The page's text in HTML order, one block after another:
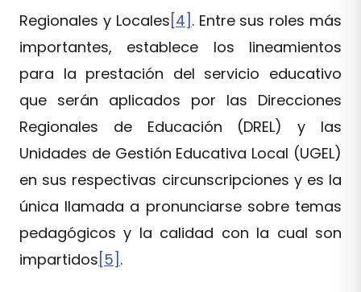
Regionales y Locales [4] . Entre sus roles más
importantes, establece los lineamientos
para la prestación del servicio educativo
que serán aplicados por las Direcciones
Regionales de Educación (DREL) y las
Unidades de Gestión Educativa Local (UGEL)
en sus respectivas circunscripciones y es la
única llamada a pronunciarse sobre temas
pedagógicos y la calidad con la cual son
impartidos [5] .